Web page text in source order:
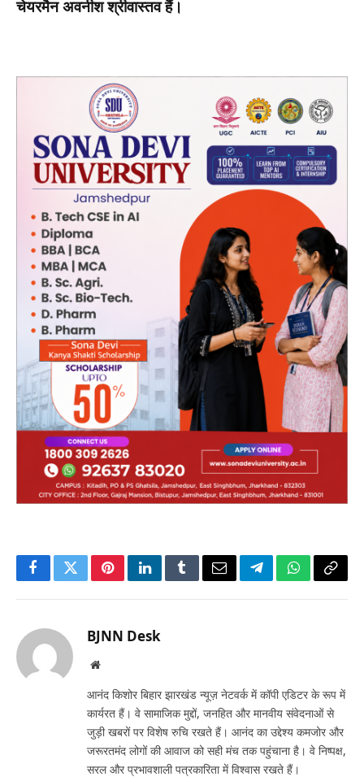
चेयरमैन अवनीश श्रीवास्तव हैं।
FacebookTwitterPinterestLinkedInTumblrEmailTelegramWhatsApp
Copy
BJNN Desk
Website
आनंद किशोर बिहार झारखंड न्यूज़ नेटवर्क में कॉपी एडिटर के रूप में
कार्यरत हैं। वे सामाजिक मुद्दों, जनहित और मानवीय संवेदनाओं से
जुड़ी खबरों पर विशेष रुचि रखते हैं। आनंद का उद्देश्य कमजोर और
जरूरतमंद लोगों की आवाज को सही मंच तक पहुंचाना है। वे निष्पक्ष,
सरल और प्रभावशाली पत्रकारिता में विश्वास रखते हैं।